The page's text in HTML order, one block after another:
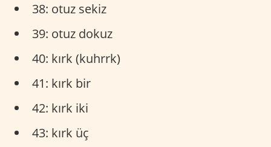
38: otuz sekiz
39: otuz dokuz
40: kırk (kuhrrk)
41: kırk bir
42: kırk iki
43: kırk üç